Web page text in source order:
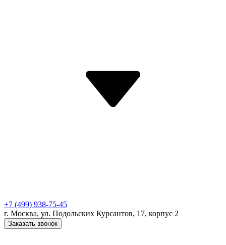
+7 (499) 938-75-45
г. Москва, ул. Подольских Курсантов, 17, корпус 2
Заказать звонок